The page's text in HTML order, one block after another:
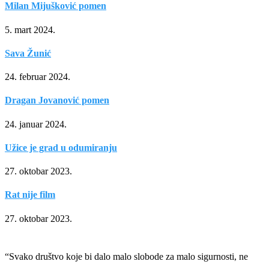
Milan Mijušković pomen
5. mart 2024.
Sava Žunić
24. februar 2024.
Dragan Jovanović pomen
24. januar 2024.
Užice je grad u odumiranju
27. oktobar 2023.
Rat nije film
27. oktobar 2023.
“Svako društvo koje bi dalo malo slobode za malo sigurnosti, ne